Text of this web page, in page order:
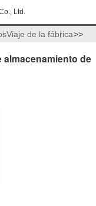
Ltd.
Viaje de la fábrica>>
almacenamiento de